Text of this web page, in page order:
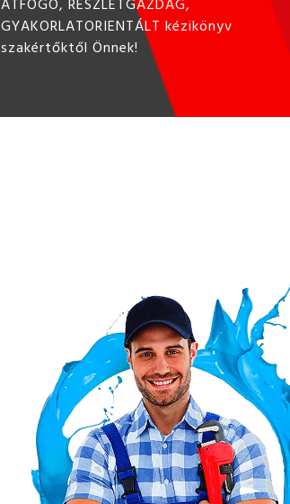
GYAKORLATORIENTÁLT kézikönyv
szakértőktől Önnek!